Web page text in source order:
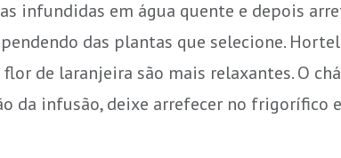
infundidas em água quente e depois
das plantas que selecione.
de laranjeira são mais relaxantes. O
da infusão, deixe arrefecer no frigorífico